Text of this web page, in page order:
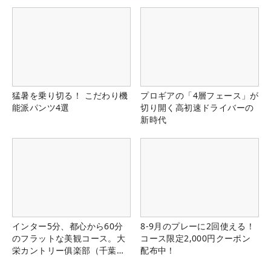
猛暑を乗り切る！ こだわり機
能派パンツ4選
プロギアの「4層フェース」が
切り開く高初速ドライバーの
新時代
インター5分、都心から60分
のフラットな美観コース。大
栄カントリー俱楽部（千葉
8-9月のプレーに2回使える！
コース限定2,000円クーポン
配布中！